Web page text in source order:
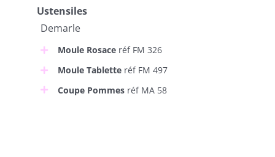
Ustensiles
Demarle
Moule Rosaceréf FM 326
Moule Tabletteréf FM 497
Coupe Pommesréf MA 58